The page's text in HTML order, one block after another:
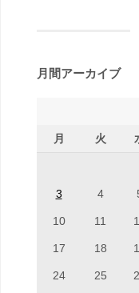
月間アーカイブ
月 火
3 4
10 11
17 18
24 25